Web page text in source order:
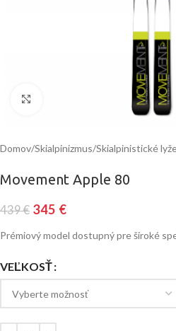
Domov/Skialpinizmus/Skialpinistické
Movement Apple 80
439€ 345 €
Prémiový model dostupný pre široké
VEĽKOSŤ